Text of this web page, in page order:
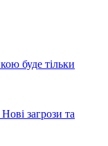
буде тільки
загрози та